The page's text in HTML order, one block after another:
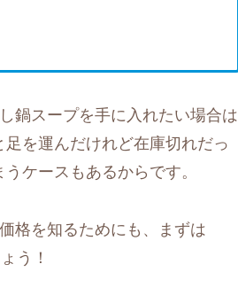
鍋スープを手に入れたい場合は
を運んだけれど在庫切れだっ
ケースもあるからです。
格を知るためにも、まずは
う！